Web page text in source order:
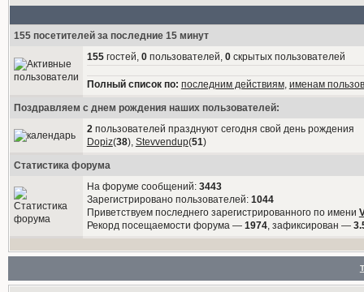
155 посетителей за последние 15 минут
155гостей, 0пользователей, 0скрытых пользователей
Полный список по: последним действиям, именам
Поздравляем с днем рождения наших пользователей:
2пользователей празднуют сегодня свой день рождения
Dopiz(38), Stevvendup(51)
Статистика форума
На форуме сообщений: 3443
Зарегистрировано пользователей: 1044
Приветствуем последнего зарегистрированного по имени
Рекорд посещаемости форума — 1974, зафиксирован —